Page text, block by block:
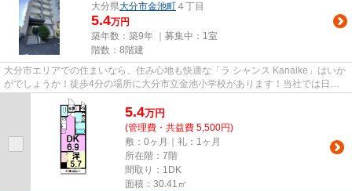
大分県大分市金池町 ４丁目
5.4万円
築年数：築9年 ｜募集中： 1室
階数：8階建
大分市エリアでの住まいなら、住み心地も快適な「ラ シャンス Kanaike」はいか
がでしょうか！徒歩4分の場所に大分市立金池小学校があります！当社では日豊
本線大分周辺の賃貸情報を数...
5.4万円
(管理費・共益費 5,500円)
敷：0ヶ月｜礼：1ヶ月
所在階：7階
間取り：1DK
面積：30.41㎡